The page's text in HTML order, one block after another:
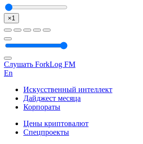
×1
Слушать ForkLog FM
En
Искусственный интеллект
Дайджест месяца
Корпораты
Цены криптовалют
Спецпроекты